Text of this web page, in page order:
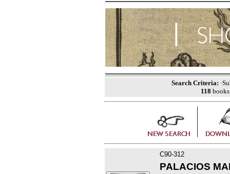
Search Criteria:
118
C90-312
PALACIOS